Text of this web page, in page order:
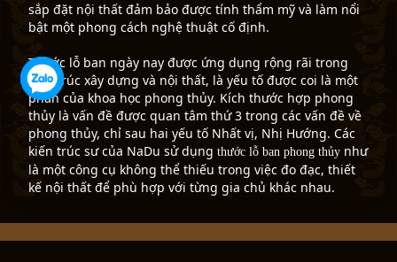
sắp đặt nội thất đảm bảo được tính thẩm mỹ và làm nổi
bật một phong cách nghệ thuật cố định.
Thước lỗ ban ngày nay được ứng dụng rộng rãi trong
kiến trúc xây dựng và nội thất, là yếu tố được coi là một
phần của khoa học phong thủy. Kích thước hợp phong
thủy là vấn đề được quan tâm thứ 3 trong các vấn đề về
phong thủy, chỉ sau hai yếu tố Nhất vị, Nhị Hướng. Các
kiến trúc sư của NaDu sử dụng thước lỗ ban phong thủy như
là một công cụ không thể thiếu trong việc đo đạc, thiết
kế nội thất để phù hợp với từng gia chủ khác nhau.